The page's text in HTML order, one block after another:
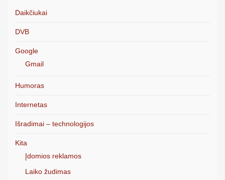
Daikčiukai
DVB
Google
Gmail
Humoras
Internetas
Išradimai – technologijos
Kita
Įdomios reklamos
Laiko žudimas